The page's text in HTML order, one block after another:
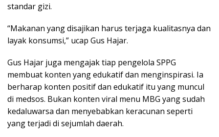
standar gizi.
“Makanan yang disajikan harus terjaga kualitasnya dan
layak konsumsi,” ucap Gus Hajar.
Gus Hajar juga mengajak tiap pengelola SPPG
membuat konten yang edukatif dan menginspirasi. Ia
berharap konten positif dan edukatif itu yang muncul
di medsos. Bukan konten viral menu MBG yang sudah
kedaluwarsa dan menyebabkan keracunan seperti
yang terjadi di sejumlah daerah.